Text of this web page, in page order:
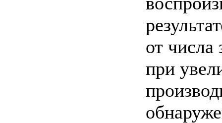
от числа
при